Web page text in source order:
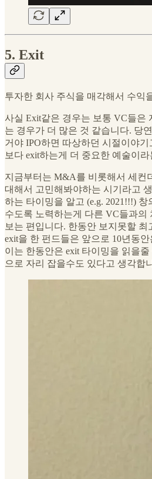
5. Exit
투자한 회사 주식을 매각해서 수익
사실 Exit같은 경우는 보통 VC들은
는 경우가 더 많은 것 같습니다. 당
거야 IPO하면 따상하던 시절이야
보다 exit하는게 더 중요한 예술이
지금부터는 M&A를 비롯해서 세컨
대해서 고민해봐야하는 시기라고
하는 타이밍을 알고 (e.g. 2021!!!)
수도록 노력하는게 다른 VC들과의
보는 편입니다. 한동안 보지못할 최
exit을 한 펀드들은 앞으로 10년동
이는 한동안은 exit 타이밍을 읽을
으로 자리 잡을수도 있다고 생각합